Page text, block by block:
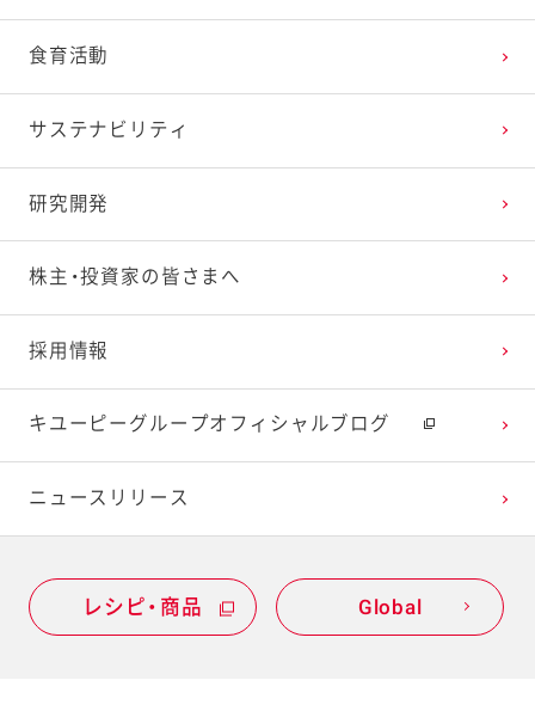
食育活動
サステナビリティ
研究開発
株主・投資家の皆さまへ
採用情報
キユーピーグループオフィシャルブログ
ニュースリリース
レシピ・商品 Global